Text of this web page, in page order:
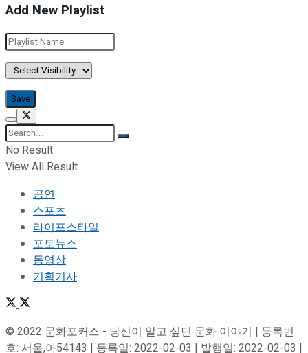
Add New Playlist
No Result
View All Result
공연
스포츠
라이프스타일
포토뉴스
동영상
기획기사
© 2022 문화포커스 - 당신이 알고 싶던 문화 이야기 | 등록번
호: 서울,아54143 | 등록일: 2022-02-03 | 발행일: 2022-02-03 |